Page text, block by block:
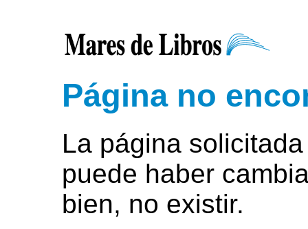
Página no
La página
puede haber
bien, no existir.